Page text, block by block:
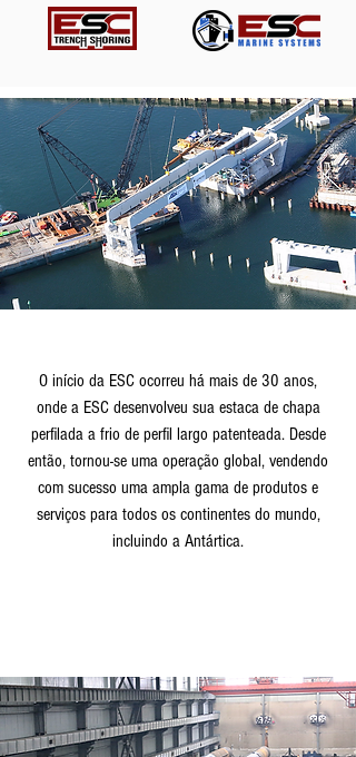
O início da ESC ocorreu há mais de 30 anos,
onde a ESC desenvolveu sua estaca de chapa
perfilada a frio de perfil largo patenteada. Desde
então, tornou-se uma operação global, vendendo
com sucesso uma ampla gama de produtos e
serviços para todos os continentes do mundo,
incluindo a Antártica.